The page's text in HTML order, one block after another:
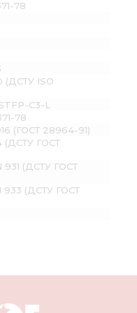
78
(ДСТУ ISO
C3-L
78
(ГОСТ 28964-91)
(ДСТУ ГОСТ
931 (ДСТУ ГОСТ
933 (ДСТУ ГОСТ